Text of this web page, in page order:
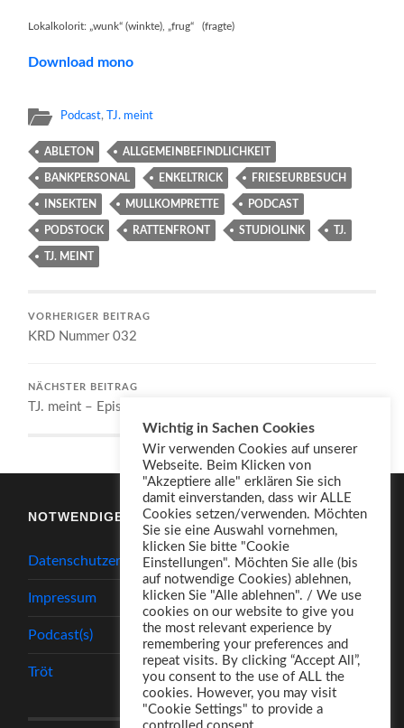
Lokalkolorit: „wunk“ (winkte), „frug“ (fragte)
Download mono
Podcast, TJ. meint
ABLETON ALLGEMEINBEFINDLICHKEIT
BANKPERSONAL ENKELTRICK FRIESEURBESUCH
INSEKTEN MULLKOMPRETTE PODCAST
PODSTOCK RATTENFRONT STUDIOLINK TJ.
TJ. MEINT
VORHERIGER BEITRAG
KRD Nummer 032
NÄCHSTER BEITRAG
TJ. meint – Episode 011
NOTWENDIGES
Datenschutzerklärung
Impressum
Podcast(s)
Tröt
Wichtig in Sachen Cookies
Wir verwenden Cookies auf unserer
Webseite. Beim Klicken von
"Akzeptiere alle" erklären Sie sich
damit einverstanden, dass wir ALLE
Cookies setzen/verwenden. Möchten
Sie sie eine Auswahl vornehmen,
klicken Sie bitte "Cookie
Einstellungen". Möchten Sie alle (bis
auf notwendige Cookies) ablehnen,
klicken Sie "Alle ablehnen". / We use
cookies on our website to give you
the most relevant experience by
remembering your preferences and
repeat visits. By clicking “Accept All”,
you consent to the use of ALL the
cookies. However, you may visit
"Cookie Settings" to provide a